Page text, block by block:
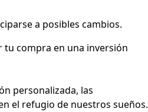
a posibles cambios.
tu compra en una inversión
personalizada, las
el refugio de nuestros sueños.